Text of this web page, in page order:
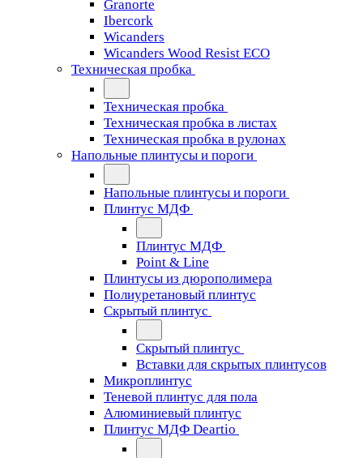
Granorte
Ibercork
Wicanders
Wicanders Wood Resist ECO
Техническая пробка
Техническая пробка
Техническая пробка в листах
Техническая пробка в рулонах
Напольные плинтусы и пороги
Напольные плинтусы и пороги
Плинтус МДФ
Плинтус МДФ
Point & Line
Плинтусы из дюрополимера
Полиуретановый плинтус
Скрытый плинтус
Скрытый плинтус
Вставки для скрытых плинтусов
Микроплинтус
Теневой плинтус для пола
Алюминиевый плинтус
Плинтус МДФ Deartio